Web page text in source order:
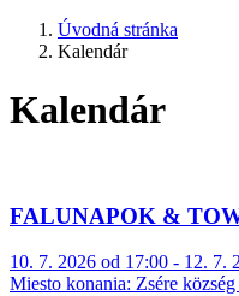
Úvodná stránka
Kalendár
Kalendár
FALUNAPOK &
10. 7. 2026 od 17:00 - 12. 7.
Miesto konania: Zsére